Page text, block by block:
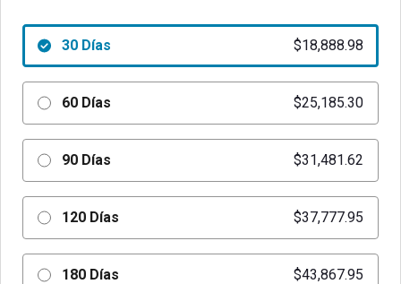
30 Días $18,888.98
60 Días $25,185.30
90 Días $31,481.62
120 Días $37,777.95
180 Días $43,867.95